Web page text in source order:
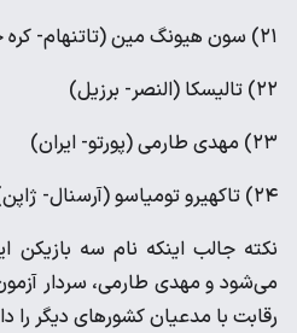
۲۱) سون هیونگ مین (تاتنهام- کره جنوبی)
۲۲) تالیسکا (النصر- برزیل)
۲۳) مهدی طارمی (پورتو- ایران)
۲۴) تاکهیرو تومیاسو (آرسنال- ژاپن)
نکته جالب اینکه نام سه بازیکن
می‌شود و مهدی طارمی، سردار
رقابت با مدعیان کشورهای دیگر را